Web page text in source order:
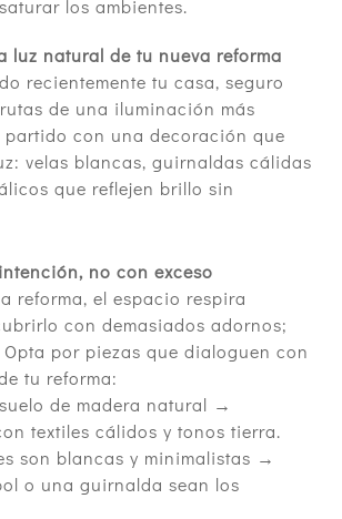
los ambientes.
luz natural de tu nueva reforma
recientemente tu casa, seguro
de una iluminación más
partido con una decoración que
velas blancas, guirnaldas cálidas
que reflejen brillo sin
no con exceso
reforma, el espacio respira
con demasiados adornos;
Opta por piezas que dialoguen con
tu reforma:
de madera natural →
textiles cálidos y tonos tierra.
son blancas y minimalistas →
o una guirnalda sean los